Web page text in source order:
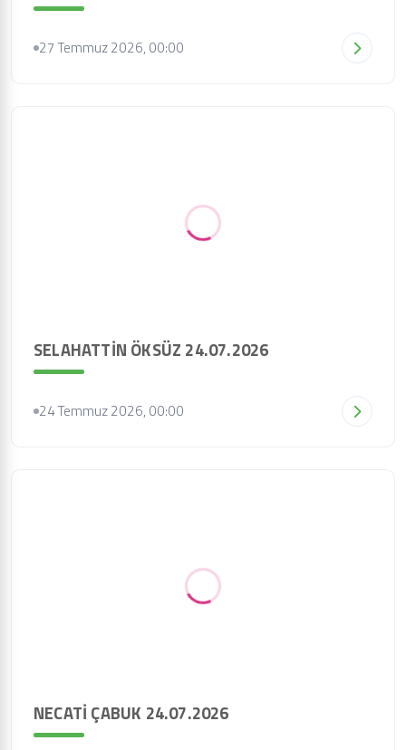
27 Temmuz 2026, 00:00
SELAHATTİN ÖKSÜZ 24.07.2026
24 Temmuz 2026, 00:00
NECATİ ÇABUK 24.07.2026